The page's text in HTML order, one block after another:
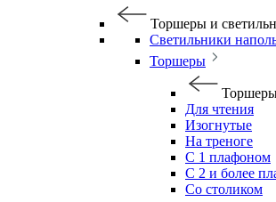
Торшеры и
Светильники
Торшеры
Для чтения
Изогнутые
На треноге
С 1 плафоном
С 2 и более
Со столиком